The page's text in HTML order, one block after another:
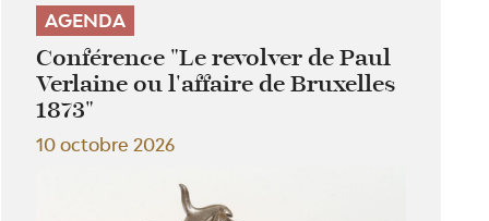
AGENDA
Conférence "Le revolver de Paul
Verlaine ou l'affaire de Bruxelles
1873"
10 octobre 2026